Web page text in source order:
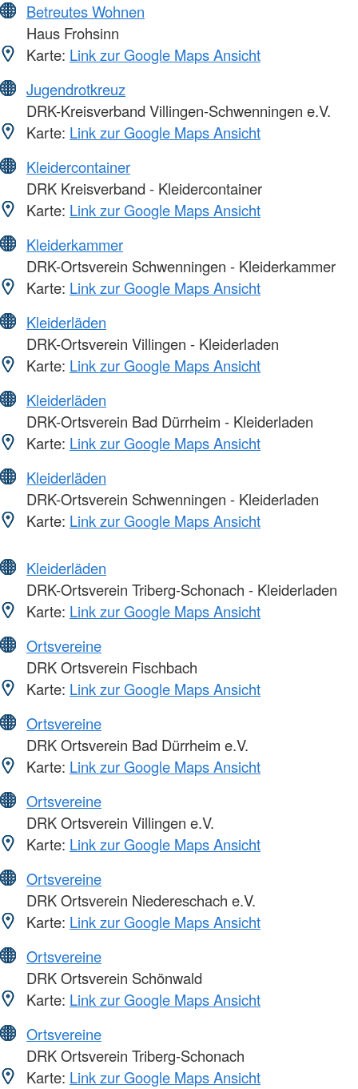
Betreutes Wohnen
Haus Frohsinn
Karte: Link zur Google Maps Ansicht
Jugendrotkreuz
DRK-Kreisverband Villingen-Schwenningen e.V.
Karte: Link zur Google Maps Ansicht
Kleidercontainer
DRK Kreisverband - Kleidercontainer
Karte: Link zur Google Maps Ansicht
Kleiderkammer
DRK-Ortsverein Schwenningen - Kleiderkammer
Karte: Link zur Google Maps Ansicht
Kleiderläden
DRK-Ortsverein Villingen - Kleiderladen
Karte: Link zur Google Maps Ansicht
Kleiderläden
DRK-Ortsverein Bad Dürrheim - Kleiderladen
Karte: Link zur Google Maps Ansicht
Kleiderläden
DRK-Ortsverein Schwenningen - Kleiderladen
Karte: Link zur Google Maps Ansicht
Kleiderläden
DRK-Ortsverein Triberg-Schonach - Kleiderladen
Karte: Link zur Google Maps Ansicht
Ortsvereine
DRK Ortsverein Fischbach
Karte: Link zur Google Maps Ansicht
Ortsvereine
DRK Ortsverein Bad Dürrheim e.V.
Karte: Link zur Google Maps Ansicht
Ortsvereine
DRK Ortsverein Villingen e.V.
Karte: Link zur Google Maps Ansicht
Ortsvereine
DRK Ortsverein Niedereschach e.V.
Karte: Link zur Google Maps Ansicht
Ortsvereine
DRK Ortsverein Schönwald
Karte: Link zur Google Maps Ansicht
Ortsvereine
DRK Ortsverein Triberg-Schonach
Karte: Link zur Google Maps Ansicht